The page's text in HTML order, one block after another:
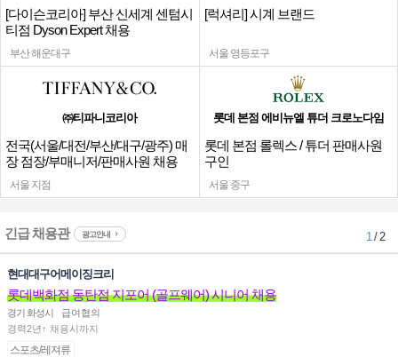
[다이슨코리아] 부산 신세계 센텀시
티점 Dyson Expert 채용
부산 해운대구
[럭셔리] 시계 브랜드
서울 영등포구
㈜티파니코리아
전국(서울/대전/부산/대구/광주) 매
장 점장/부매니저/판매사원 채용
서울 지점
롯데 본점 에비뉴엘 튜더 크로노다임
롯데 본점 롤렉스 / 튜더 판매사원
구인
서울 중구
긴급 채용관 광고안내 1/ 2
현대대구어메이징크리
롯데백화점 동탄점 지포어 (골프웨어) 시니어 채용
경기 화성시
급여협의
경력2년↑ 채용시까지
스포츠/레져류